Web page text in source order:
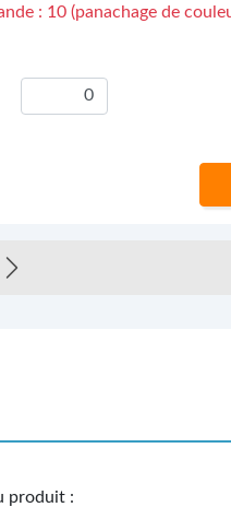
: 10 (panachage de
produit :